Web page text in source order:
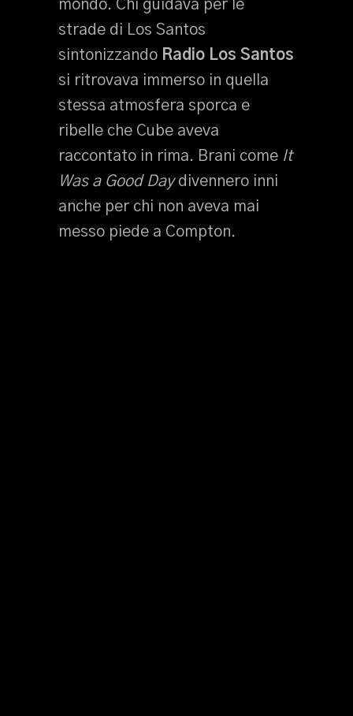
mondo. Chi guidava per le
strade di Los Santos
sintonizzando Radio Los Santos
si ritrovava immerso in quella
stessa atmosfera sporca e
ribelle che Cube aveva
raccontato in rima. Brani come It
Was a Good Daydivennero inni
anche per chi non aveva mai
messo piede a Compton.